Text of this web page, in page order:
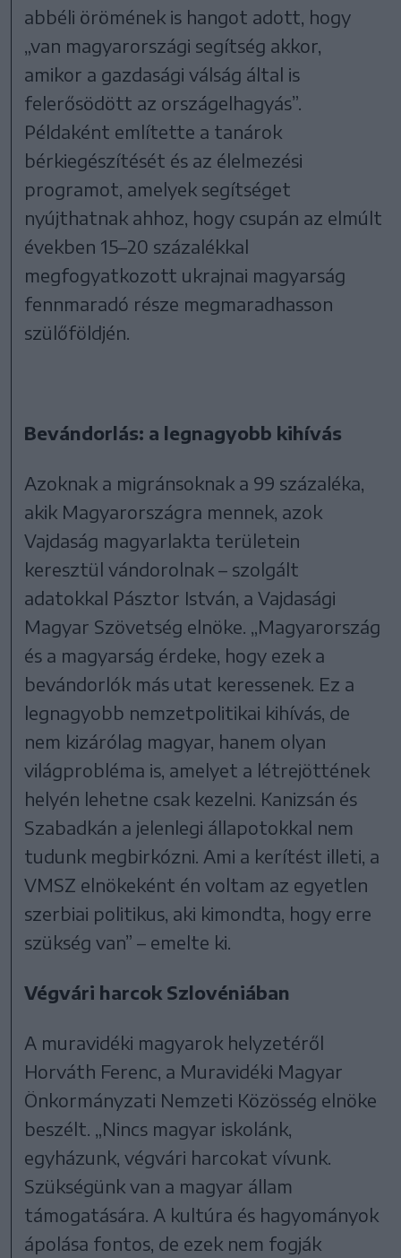
abbéli örömének is hangot adott, hogy
„van magyarországi segítség akkor,
amikor a gazdasági válság által is
felerősödött az országelhagyás”.
Példaként említette a tanárok
bérkiegészítését és az élelmezési
programot, amelyek segítséget
nyújthatnak ahhoz, hogy csupán az elmúlt
években 15–20 százalékkal
megfogyatkozott ukrajnai magyarság
fennmaradó része megmaradhasson
szülőföldjén.
Bevándorlás: a legnagyobb kihívás
Azoknak a migránsoknak a 99 százaléka,
akik Magyarországra mennek, azok
Vajdaság magyarlakta területein
keresztül vándorolnak – szolgált
adatokkal Pásztor István, a Vajdasági
Magyar Szövetség elnöke. „Magyarország
és a magyarság érdeke, hogy ezek a
bevándorlók más utat keressenek. Ez a
legnagyobb nemzetpolitikai kihívás, de
nem kizárólag magyar, hanem olyan
világprobléma is, amelyet a létrejöttének
helyén lehetne csak kezelni. Kanizsán és
Szabadkán a jelenlegi állapotokkal nem
tudunk megbirkózni. Ami a kerítést illeti, a
VMSZ elnökeként én voltam az egyetlen
szerbiai politikus, aki kimondta, hogy erre
szükség van” – emelte ki.
Végvári harcok Szlovéniában
A muravidéki magyarok helyzetéről
Horváth Ferenc, a Muravidéki Magyar
Önkormányzati Nemzeti Közösség elnöke
beszélt. „Nincs magyar iskolánk,
egyházunk, végvári harcokat vívunk.
Szükségünk van a magyar állam
támogatására. A kultúra és hagyományok
ápolása fontos, de ezek nem fogják